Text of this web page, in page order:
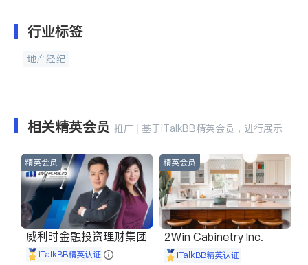
行业标签
地产经纪
相关精英会员 推广 | 基于iTalkBB精英会员，进行展示
精英会员
威利时金融投资理财集团
iTalkBB精英认证
精英会员
2Win Cabinetry Inc.
iTalkBB精英认证